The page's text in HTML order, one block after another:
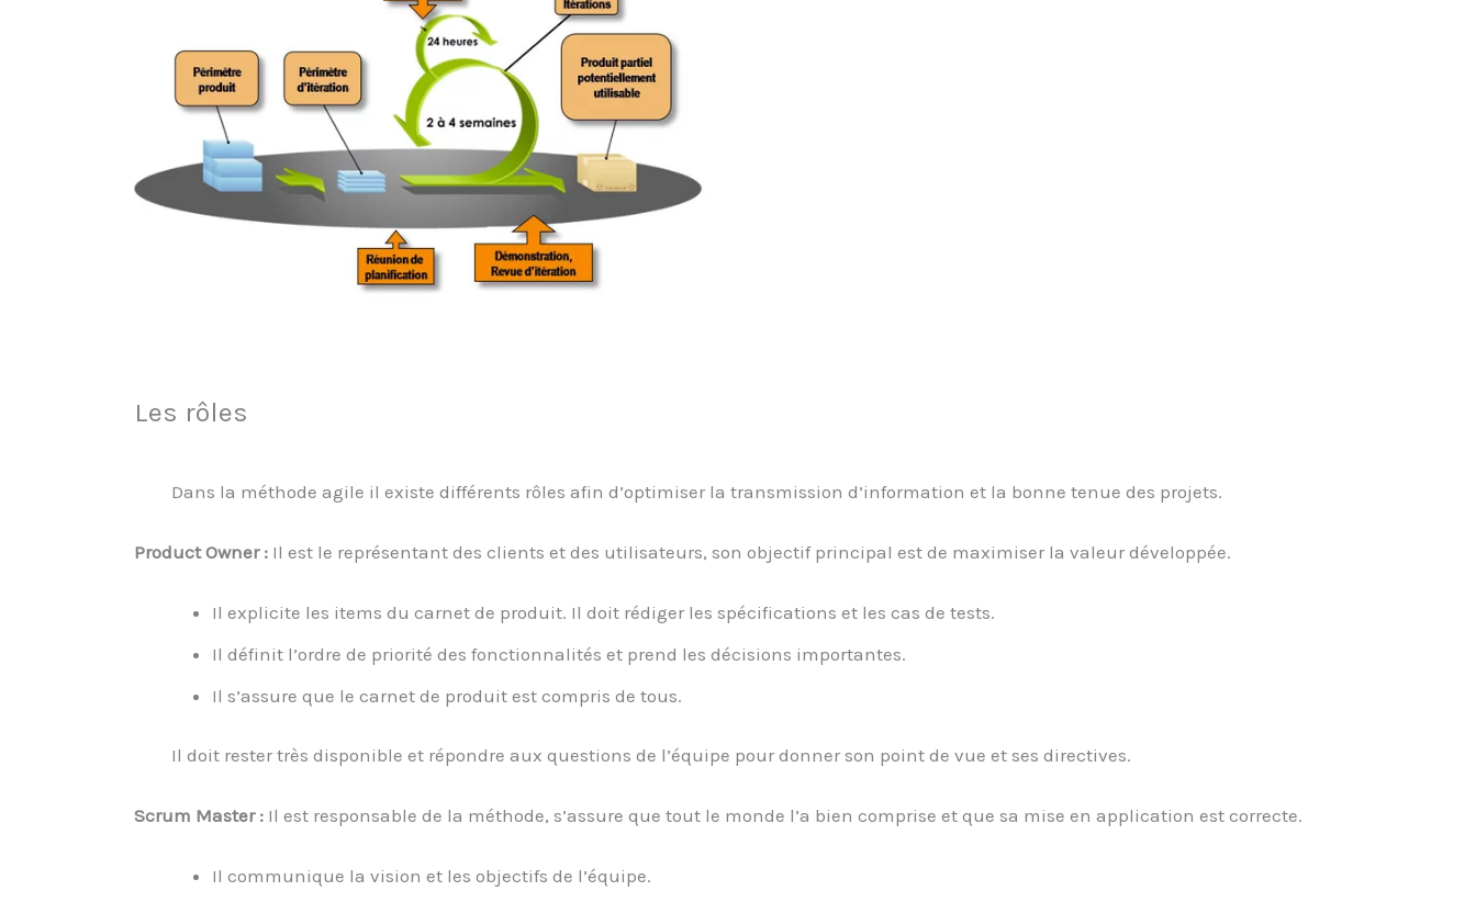
Les rôles
Dans la méthode agile il existe différents rôles afin d’optimiser la transmission d’information et la bonne tenue des projets.
Product Owner : Il est le représentant des clients et des utilisateurs, son objectif principal est de maximiser la valeur développée.
Il explicite les items du carnet de produit. Il doit rédiger les spécifications et les cas de tests.
Il définit l’ordre de priorité des fonctionnalités et prend les décisions importantes.
Il s’assure que le carnet de produit est compris de tous.
Il doit rester très disponible et répondre aux questions de l’équipe pour donner son point de vue et ses directives.
Scrum Master : Il est responsable de la méthode, s’assure que tout le monde l’a bien comprise et que sa mise en application est correcte.
Il communique la vision et les objectifs de l’équipe.